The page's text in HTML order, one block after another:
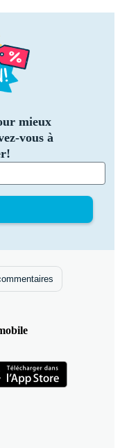
mieux
vous à